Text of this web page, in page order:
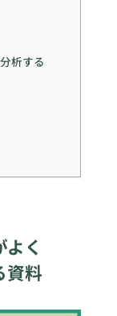
析する
く
資料